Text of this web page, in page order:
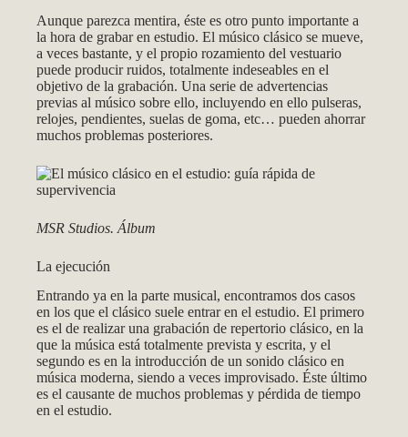
Aunque parezca mentira, éste es otro punto importante a
la hora de grabar en estudio. El músico clásico se mueve,
a veces bastante, y el propio rozamiento del vestuario
puede producir ruidos, totalmente indeseables en el
objetivo de la grabación. Una serie de advertencias
previas al músico sobre ello, incluyendo en ello pulseras,
relojes, pendientes, suelas de goma, etc… pueden ahorrar
muchos problemas posteriores.
MSR Studios. Álbum
La ejecución
Entrando ya en la parte musical, encontramos dos casos
en los que el clásico suele entrar en el estudio. El primero
es el de realizar una grabación de repertorio clásico, en la
que la música está totalmente prevista y escrita, y el
segundo es en la introducción de un sonido clásico en
música moderna, siendo a veces improvisado. Éste último
es el causante de muchos problemas y pérdida de tiempo
en el estudio.